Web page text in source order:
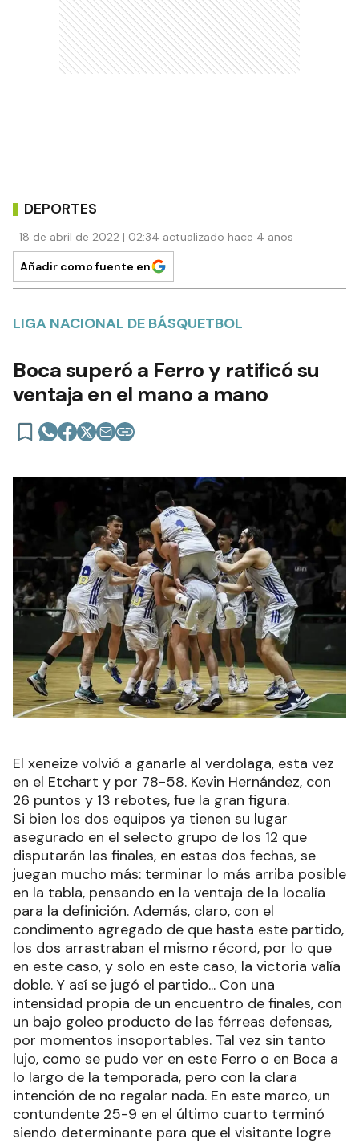
DEPORTES
18 de abril de 2022 | 02:34 actualizado hace 4 años
Añadir como fuente en
LIGA NACIONAL DE BÁSQUETBOL
Boca superó a Ferro y ratificó su
ventaja en el mano a mano
El xeneize volvió a ganarle al verdolaga, esta vez
en el Etchart y por 78-58. Kevin Hernández, con
26 puntos y 13 rebotes, fue la gran figura.
Si bien los dos equipos ya tienen su lugar
asegurado en el selecto grupo de los 12 que
disputarán las finales, en estas dos fechas, se
juegan mucho más: terminar lo más arriba posible
en la tabla, pensando en la ventaja de la localía
para la definición. Además, claro, con el
condimento agregado de que hasta este partido,
los dos arrastraban el mismo récord, por lo que
en este caso, y solo en este caso, la victoria valía
doble. Y así se jugó el partido... Con una
intensidad propia de un encuentro de finales, con
un bajo goleo producto de las férreas defensas,
por momentos insoportables. Tal vez sin tanto
lujo, como se pudo ver en este Ferro o en Boca a
lo largo de la temporada, pero con la clara
intención de no regalar nada. En este marco, un
contundente 25-9 en el último cuarto terminó
siendo determinante para que el visitante logre